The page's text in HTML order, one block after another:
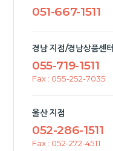
051-667-1511
경남 지점/경남상품센터
055-719-1511
Fax : 055-252-7035
울산 지점
052-286-1511
Fax : 052-272-4511